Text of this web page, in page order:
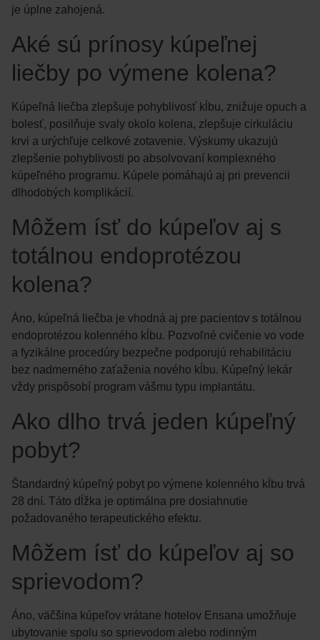
je úplne zahojená.
Aké sú prínosy kúpeľnej
liečby po výmene kolena?
Kúpeľná liečba zlepšuje pohyblivosť kĺbu, znižuje opuch a
bolesť, posilňuje svaly okolo kolena, zlepšuje cirkuláciu
krvi a urýchľuje celkové zotavenie. Výskumy ukazujú
zlepšenie pohyblivosti po absolvovaní komplexného
kúpeľného programu. Kúpele pomáhajú aj pri prevencii
dlhodobých komplikácií.
Môžem ísť do kúpeľov aj s
totálnou endoprotézou
kolena?
Áno, kúpeľná liečba je vhodná aj pre pacientov s totálnou
endoprotézou kolenného kĺbu. Pozvoľné cvičenie vo vode
a fyzikálne procedúry bezpečne podporujú rehabilitáciu
bez nadmerného zaťaženia nového kĺbu. Kúpeľný lekár
vždy prispôsobí program vášmu typu implantátu.
Ako dlho trvá jeden kúpeľný
pobyt?
Štandardný kúpeľný pobyt po výmene kolenného kĺbu trvá
28 dní. Táto dĺžka je optimálna pre dosiahnutie
požadovaného terapeutického efektu.
Môžem ísť do kúpeľov aj so
sprievodom?
Áno, väčšina kúpeľov vrátane hotelov Ensana umožňuje
ubytovanie spolu so sprievodom alebo rodinným